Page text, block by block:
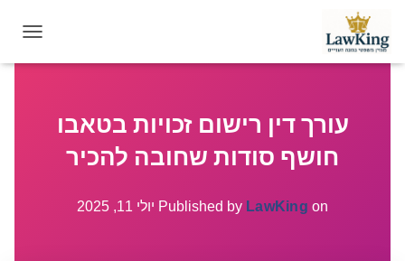
O
עורך דין רישום זכויות בטאבו
חושף סודות שחובה להכיר
Published by LawKing on יולי 11, 2025